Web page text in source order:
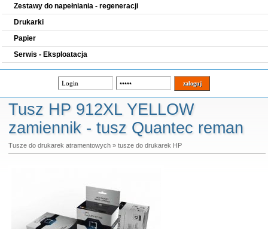
Zestawy do napełniania - regeneracji
Drukarki
Papier
Serwis - Eksploatacja
Tusz HP 912XL YELLOW
zamiennik - tusz Quantec reman
Tusze do drukarek atramentowych» tusze do drukarek HP